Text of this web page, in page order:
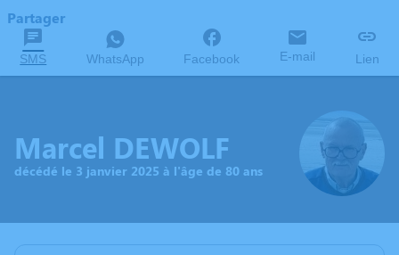
Partager
SMS WhatsApp Facebook E-mail Lien
Marcel DEWOLF
décédé le 3 janvier 2025 à l'âge de 80 ans